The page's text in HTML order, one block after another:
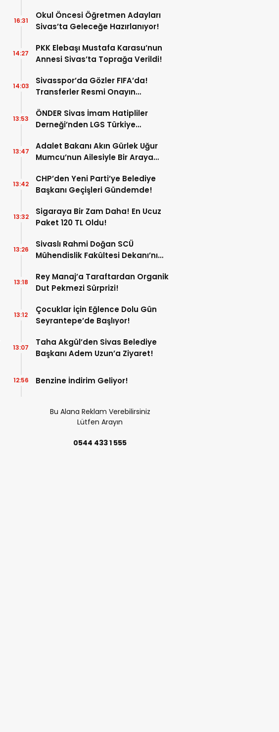
Okul Öncesi Öğretmen Adayları
Sivas’ta Geleceğe Hazırlanıyor!
16:31
PKK Elebaşı Mustafa Karasu’nun
Annesi Sivas’ta Toprağa Verildi!
14:27
Sivasspor’da Gözler FIFA’da!
Transferler Resmi Onayın
14:03
ÖNDER Sivas İmam Hatipliler
Derneği’nden LGS Türkiye
13:53
Adalet Bakanı Akın Gürlek Uğur
Mumcu’nun Ailesiyle Bir Araya
13:47
CHP’den Yeni Parti’ye Belediye
Başkanı Geçişleri Gündemde!
13:42
Sigaraya Bir Zam Daha! En Ucuz
Paket 120 TL Oldu!
13:32
Sivaslı Rahmi Doğan SCÜ
Mühendislik Fakültesi Dekanı’nı
13:26
Rey Manaj’a Taraftardan Organik
Dut Pekmezi Sürprizi!
13:18
Çocuklar İçin Eğlence Dolu Gün
Seyrantepe’de Başlıyor!
13:12
Taha Akgül’den Sivas Belediye
Başkanı Adem Uzun’a Ziyaret!
13:07
Benzine İndirim Geliyor!
12:56
Bu Alana Reklam Verebilirsiniz
Lütfen Arayın
0544 433 1 555